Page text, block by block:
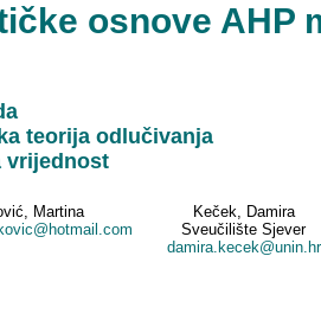
osnove AHP
teorija odlučivanja
vrijednost
Martina
Keček, Damira
Sveučilište Sjever
damira.kecek@unin.hr